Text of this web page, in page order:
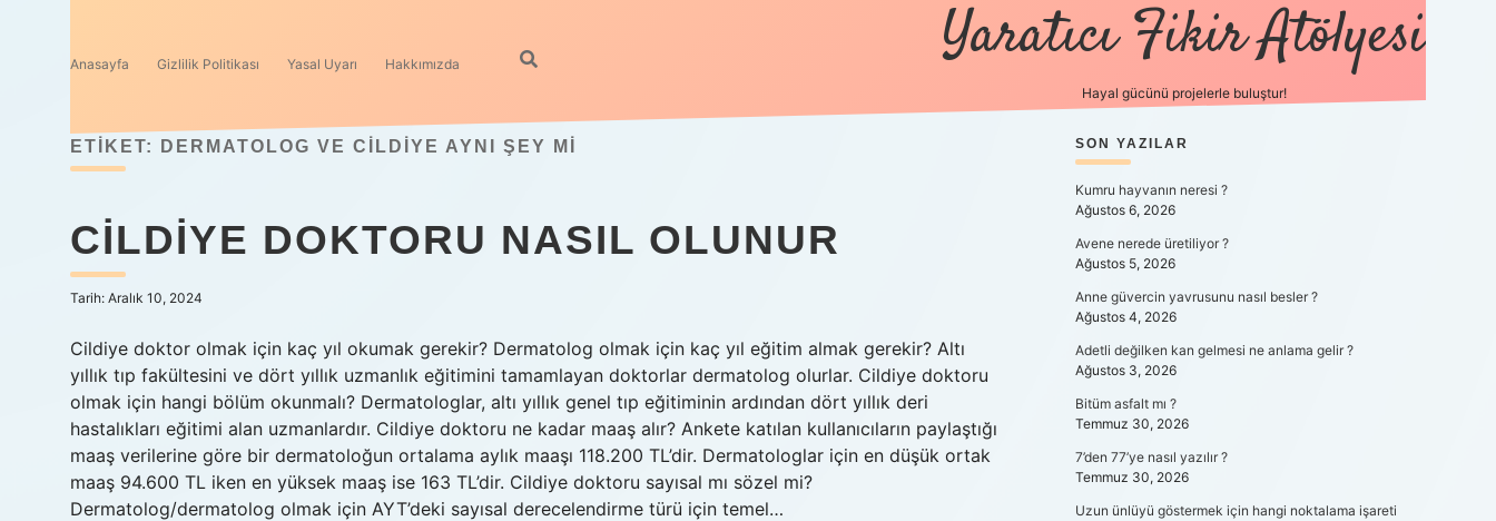
Anasayfa Gizlilik Politikası Yasal Uyarı Hakkımızda Yaratıcı Fikir Atölyesi
Hayal gücünü projelerle buluştur!
ETIKET: DERMATOLOG VE CILDIYE AYNI ŞEY MI
CILDIYE DOKTORU NASIL OLUNUR
Tarih: Aralık 10, 2024
Cildiye doktor olmak için kaç yıl okumak gerekir? Dermatolog olmak için kaç yıl eğitim almak gerekir? Altı
yıllık tıp fakültesini ve dört yıllık uzmanlık eğitimini tamamlayan doktorlar dermatolog olurlar. Cildiye doktoru
olmak için hangi bölüm okunmalı? Dermatologlar, altı yıllık genel tıp eğitiminin ardından dört yıllık deri
hastalıkları eğitimi alan uzmanlardır. Cildiye doktoru ne kadar maaş alır? Ankete katılan kullanıcıların paylaştığı
maaş verilerine göre bir dermatoloğun ortalama aylık maaşı 118.200 TL’dir. Dermatologlar için en düşük ortak
maaş 94.600 TL iken en yüksek maaş ise 163 TL’dir. Cildiye doktoru sayısal mı sözel mi?
Dermatolog/dermatolog olmak için AYT’deki sayısal derecelendirme türü için temel…
SIDEBAR
SON YAZILAR
Kumru hayvanın neresi ?
Ağustos 6, 2026
Avene nerede üretiliyor ?
Ağustos 5, 2026
Anne güvercin yavrusunu nasıl besler ?
Ağustos 4, 2026
Adetli değilken kan gelmesi ne anlama gelir ?
Ağustos 3, 2026
Bitüm asfalt mı ?
Temmuz 30, 2026
7’den 77’ye nasıl yazılır ?
Temmuz 30, 2026
Uzun ünlüyü göstermek için hangi noktalama işareti